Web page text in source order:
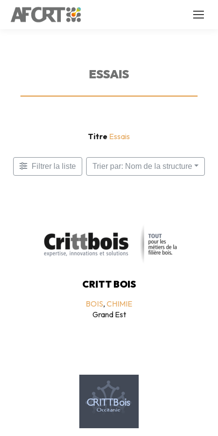
ESSAIS
Titre Essais
Filtrer la liste Trier par: Nom de la structure
CRITT BOIS
BOIS, CHIMIE
Grand Est